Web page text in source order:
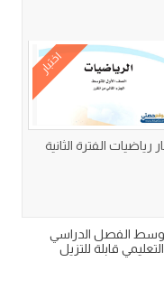
اختبار
رياضيات الفترة الثانية
الفصل الدراسي
التعليمي قابلة للتزيل